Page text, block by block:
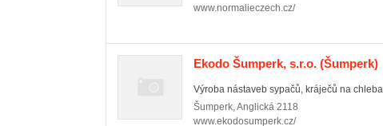
www.normalieczech.cz/
Ekodo Šumperk, s.r.o. (Šumperk)
Výroba nástaveb sypačů, kráječů na
Šumperk,Anglická 2118
www.ekodosumperk.cz/